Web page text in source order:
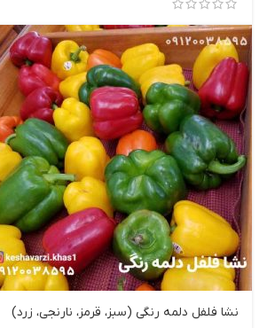
نشا فلفل دلمه رنگی (سبز، قرمز، نارنجی، زرد)